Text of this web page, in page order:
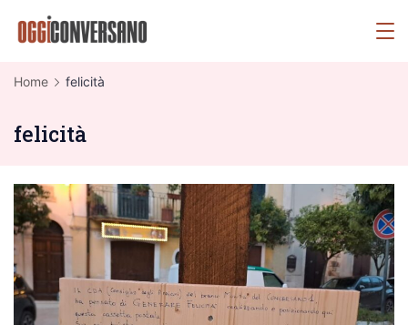
Home felicità
felicità